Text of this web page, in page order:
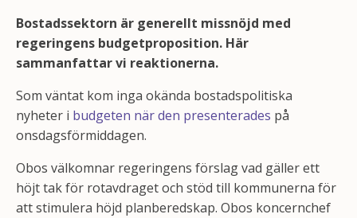
Bostadssektorn är generellt missnöjd med
regeringens budgetproposition. Här
sammanfattar vi reaktionerna.
Som väntat kom inga okända bostadspolitiska
nyheter i budgeten när den presenterades på
onsdagsförmiddagen.
Obos välkomnar regeringens förslag vad gäller ett
höjt tak för rotavdraget och stöd till kommunerna för
att stimulera höjd planberedskap. Obos koncernchef